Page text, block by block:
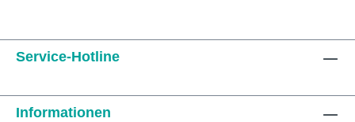
Service-Hotline
Informationen